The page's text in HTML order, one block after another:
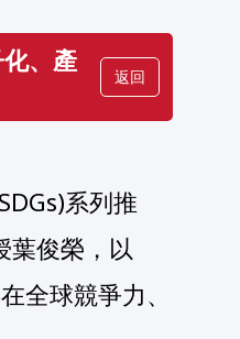
、產
返回
葉俊榮，以
全球競爭力、